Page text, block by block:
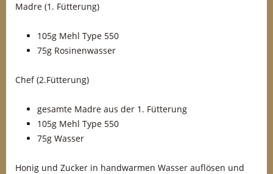
Madre (1. Fütterung)
105g Mehl Type 550
75g Rosinenwasser
Chef (2.Fütterung)
gesamte Madre aus der 1. Fütterung
105g Mehl Type 550
75g Wasser
Honig und Zucker in handwarmen Wasser auflösen und